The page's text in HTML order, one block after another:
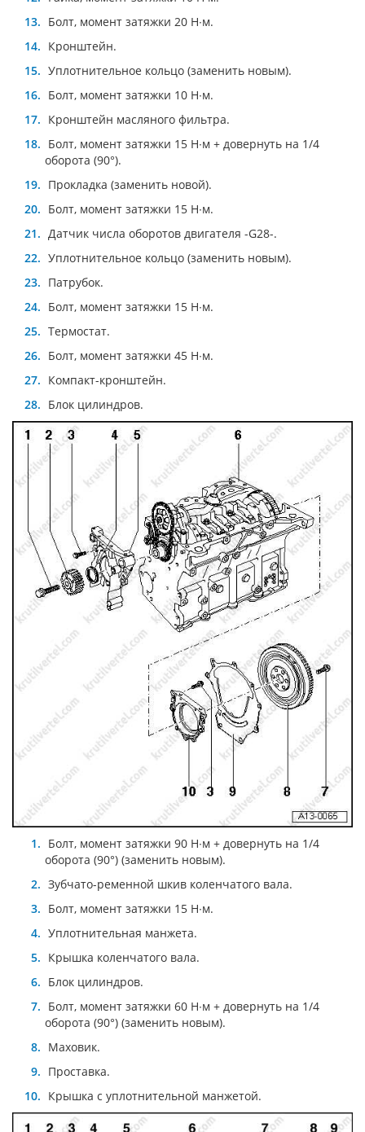
Болт, момент затяжки 20 Н∙м.
Кронштейн.
Уплотнительное кольцо (заменить новым).
Болт, момент затяжки 10 Н∙м.
Кронштейн масляного фильтра.
Болт, момент затяжки 15 Н∙м + довернуть на 1/4
оборота (90°).
Прокладка (заменить новой).
Болт, момент затяжки 15 Н∙м.
Датчик числа оборотов двигателя -G28-.
Уплотнительное кольцо (заменить новым).
Патрубок.
Болт, момент затяжки 15 Н∙м.
Термостат.
Болт, момент затяжки 45 Н∙м.
Компакт-кронштейн.
Блок цилиндров.
Болт, момент затяжки 90 Н∙м + довернуть на 1/4
оборота (90°) (заменить новым).
Зубчато-ременной шкив коленчатого вала.
Болт, момент затяжки 15 Н∙м.
Уплотнительная манжета.
Крышка коленчатого вала.
Блок цилиндров.
Болт, момент затяжки 60 Н∙м + довернуть на 1/4
оборота (90°) (заменить новым).
Маховик.
Проставка.
Крышка с уплотнительной манжетой.